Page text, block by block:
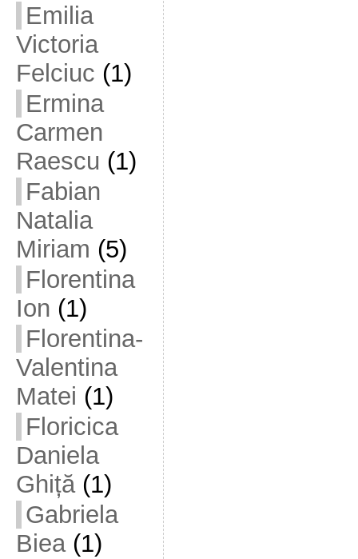
Emilia
Victoria
Felciuc (1)
Ermina
Carmen
Raescu (1)
Fabian
Natalia
Miriam (5)
Florentina
Ion (1)
Florentina-
Valentina
Matei (1)
Floricica
Daniela
Ghiță(1)
Gabriela
Biea(1)